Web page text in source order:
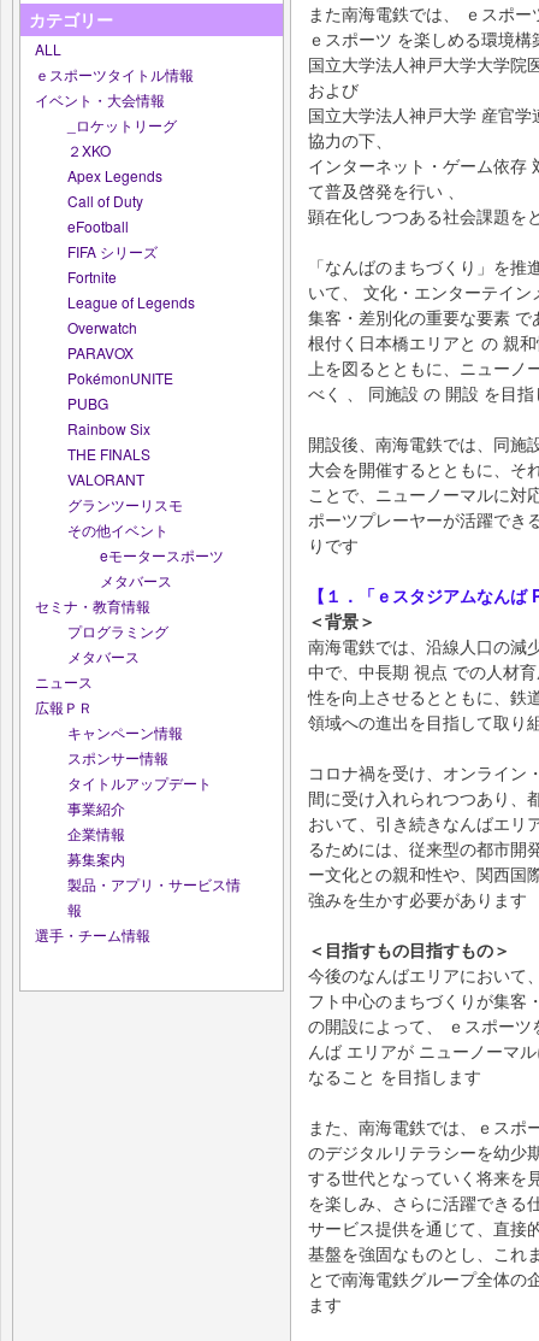
カテゴリー
ALL
ｅスポーツタイトル情報
イベント・大会情報
_ロケットリーグ
２XKO
Apex Legends
Call of Duty
eFootball
FIFA シリーズ
Fortnite
League of Legends
Overwatch
PARAVOX
PokémonUNITE
PUBG
Rainbow Six
THE FINALS
VALORANT
グランツーリスモ
その他イベント
eモータースポーツ
メタバース
セミナ・教育情報
プログラミング
メタバース
ニュース
広報ＰＲ
キャンペーン情報
スポンサー情報
タイトルアップデート
事業紹介
企業情報
募集案内
製品・アプリ・サービス情
報
選手・チーム情報
また南海電鉄では、 ｅスポ
ｅスポーツ を楽しめる環境構
国立大学法人神戸大学大学院
および
国立大学法人神戸大学 産官
協力の下、
インターネット・ゲーム依存
て普及啓発を行い 、
顕在化しつつある社会課題を
「なんばのまちづくり」を
いて、 文化・エンターテイ
集客・差別化の重要な要素
根付く日本橋エリアと の 親
上を図るとともに、ニューノ
べく 、 同施設 の 開設 を目
開設後、南海電鉄では、同施
大会を開催するとともに、そ
ことで、ニューノーマルに対
ポーツプレーヤーが活躍でき
りです
【１．「ｅスタジアムなん
＜背景＞
南海電鉄では、沿線人口の減
中で、中長期 視点 での人材
性を向上させるとともに、鉄
領域への進出を目指して取り
コロナ禍を受け、オンライン
間に受け入れられつつあり、
おいて、引き続きなんばエリ
るためには、従来型の都市開
ー文化との親和性や、関西国
強みを生かす必要があります
＜目指すもの目指すもの＞
今後のなんばエリアにおいて
フト中心のまちづくりが集客
の開設によって、 ｅスポー
んば エリアが ニューノーマ
なること を目指します
また、南海電鉄では、ｅスポ
のデジタルリテラシーを幼少
する世代となっていく将来を
を楽しみ、さらに活躍できる
サービス提供を通じて、直接
基盤を強固なものとし、これ
とで南海電鉄グループ全体の
ます